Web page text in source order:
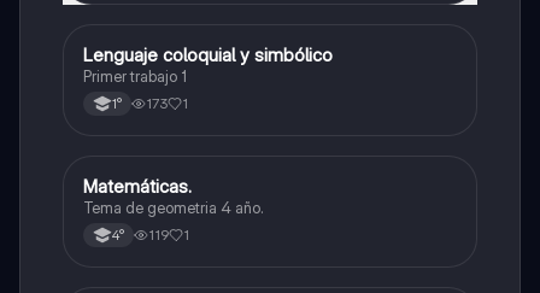
Matemáticas
Lenguaje coloquial y simbólico
Primer trabajo 1
1° 173 1
Matemáticas
Matemáticas.
Tema de geometria 4 año.
4° 119 1